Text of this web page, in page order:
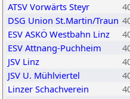
ATSV Vorwärts Steyr
DSG Union St.Martin/Traun
ESV ASKÖ Westbahn Linz
ESV Attnang-Puchheim
JSV Linz
JSV U. Mühlviertel
Linzer Schachverein